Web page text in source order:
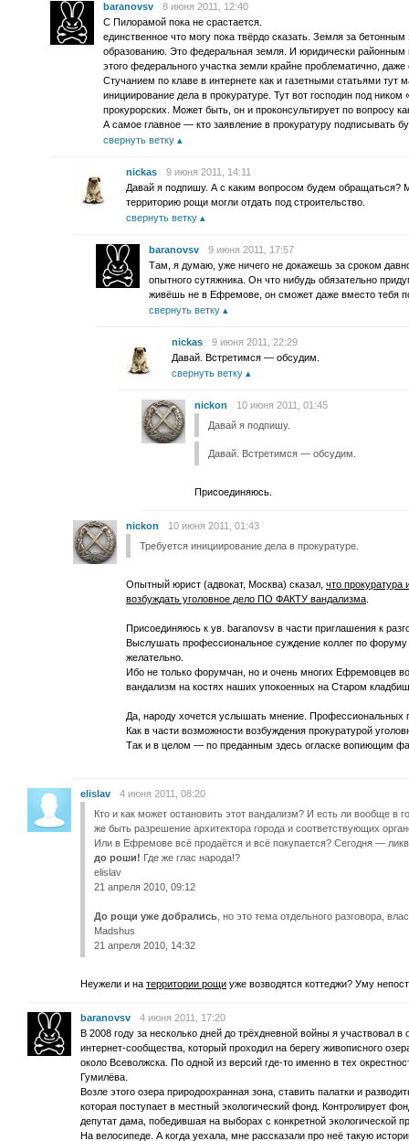
baranovsv
8 июня 2011, 12:40
С Пилорамой пока не срастается.
единственное что могу пока твёрдо сказать. Земля за
образованию. Это федеральная земля. И юридически районным
этого федерального участка земли крайне проблематично,
Стучанием по клаве в интернете как и газетными статьями
инициирование дела в прокуратуре. Тут вот господин под
прокурорских. Может быть, он и проконсультирует по вопросу
А самое главное — кто заявление в прокуратуру подписывать
свернуть ветку
nickas
9 июня 2011, 14:11
Давай я подпишу. А с каким вопросом будем обращаться?
территорию рощи могли отдать под строительство.
свернуть ветку
baranovsv
9 июня 2011, 17:57
Там, я думаю, уже ничего не докажешь за сроком
опытного сутяжника. Он что нибудь обязательно
живёшь не в Ефремове, он сможет даже вместо тебя
свернуть ветку
nickas
9 июня 2011, 22:29
Давай. Встретимся — обсудим.
свернуть ветку
nickon
10 июня 2011, 01:45
Давай я подпишу.
Давай. Встретимся — обсудим.
Присоединяюсь.
nickon
10 июня 2011, 01:43
Требуется инициирование дела в прокуратуре.
Опытный юрист (адвокат, Москва) сказал, что прокуратура
возбуждать уголовное дело ПО ФАКТУ вандализма
Присоединяюсь к ув. baranovsv в части приглашения к
Выслушать профессиональное суждение коллег по
желательно.
Ибо не только форумчан, но и очень многих Ефремовцев
вандализм на костях наших упокоенных на Старом
Да, народу хочется услышать мнение. Профессиональных
Как в части возможности возбуждения прокуратурой
Так и в целом — по преданным здесь огласке вопиющим
elislav
4 июня 2011, 08:20
Кто и как может остановить этот вандализм? И есть ли вообще в
же быть разрешение архитектора города и соответствующих
Или в Ефремове всё продаётся и всё покупается? Сегодня —
до роши! Где же глас народа!?
elislav
21 апреля 2010, 09:12
До рощи уже добрались , но это тема отдельного разговора,
Madshus
21 апреля 2010, 14:32
Неужели и на территории рощи уже возводятся коттеджи? Уму
baranovsv
4 июня 2011, 17:20
В 2008 году за несколько дней до трёхдневной войны я участвовал
интернет-сообщества, который проходил на берегу живописного
около Всеволжска. По одной из версий где-то именно в тех
Гумилёва.
Возле этого озера природоохранная зона, ставить палатки и
которая поступает в местный экологический фонд. Контролирует
депутат дама, победившая на выборах с конкретной экологической
На велосипеде. А когда уехала, мне рассказали про неё такую